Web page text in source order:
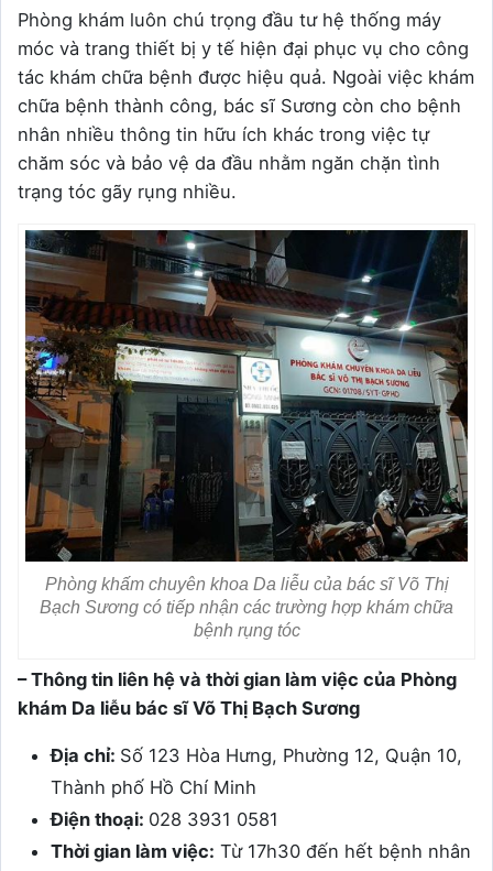
Phòng khám luôn chú trọng đầu tư hệ thống máy
móc và trang thiết bị y tế hiện đại phục vụ cho công
tác khám chữa bệnh được hiệu quả. Ngoài việc khám
chữa bệnh thành công, bác sĩ Sương còn cho bệnh
nhân nhiều thông tin hữu ích khác trong việc tự
chăm sóc và bảo vệ da đầu nhằm ngăn chặn tình
trạng tóc gãy rụng nhiều.
Phòng khấm chuyên khoa Da liễu của bác sĩ Võ Thị
Bạch Sương có tiếp nhận các trường hợp khám chữa
bệnh rụng tóc
– Thông tin liên hệ và thời gian làm việc của Phòng
khám Da liễu bác sĩ Võ Thị Bạch Sương
Địa chỉ: Số 123 Hòa Hưng, Phường 12, Quận 10,
Thành phố Hồ Chí Minh
Điện thoại: 028 3931 0581
Thời gian làm việc: Từ 17h30 đến hết bệnh nhân